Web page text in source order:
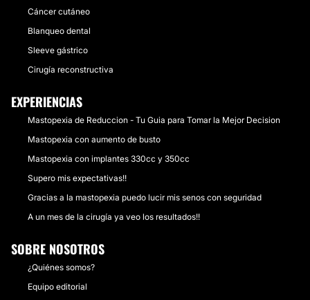
Cáncer cutáneo
Blanqueo dental
Sleeve gástrico
Cirugía reconstructiva
EXPERIENCIAS
Mastopexia de Reduccion - Tu Guia para Tomar la Mejor Decision
Mastopexia con aumento de busto
Mastopexia con implantes 330cc y 350cc
Supero mis expectativas!!
Gracias a la mastopexia puedo lucir mis senos con seguridad
A un mes de la cirugía ya veo los resultados!!
SOBRE NOSOTROS
¿Quiénes somos?
Equipo editorial